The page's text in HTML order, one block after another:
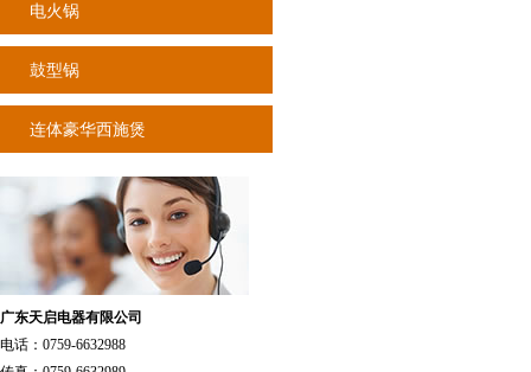
电火锅
鼓型锅
连体豪华西施煲
广东天启电器有限公司
电话：0759-6632988